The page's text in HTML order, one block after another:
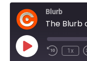
Blurb
The Blurb
Play
Episode
1x